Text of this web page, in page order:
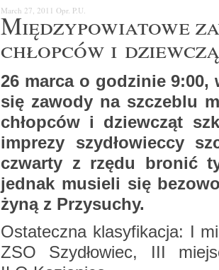
March 27, 2011 Opr. P.U.
Mię­dzy­po­wia­to­we
chłop­ców i
26 marca o go­dzi­nie 9:00,
się za­wo­dy na szcze­blu
chłop­ców i dziew­cząt
im­pre­zy szy­dło­wiec­cy
czwar­ty z rzędu bro­nić
jed­nak mu­sie­li się
ży­ną z Przy­su­chy.
Osta­tecz­na kla­sy­fi­ka­cja: I
ZSO Szy­dło­wiec, III